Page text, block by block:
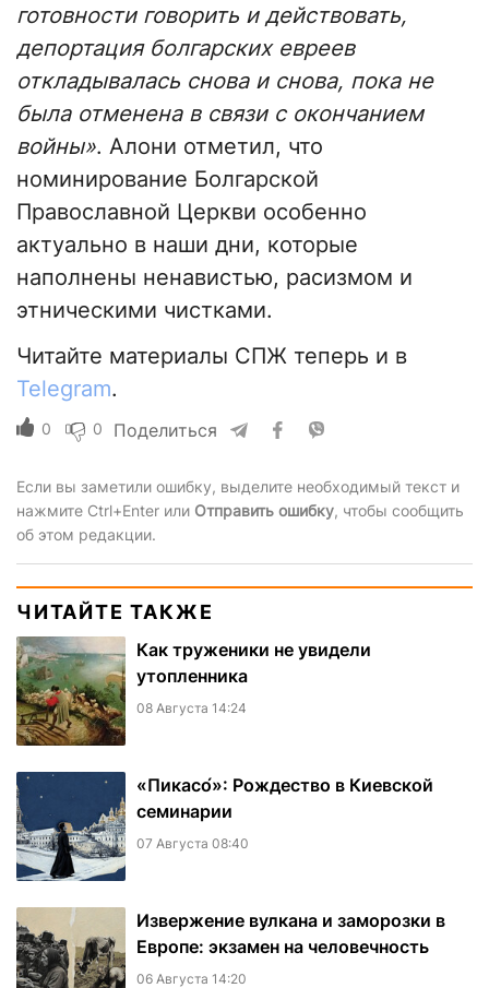
готовности говорить и действовать,
депортация болгарских евреев
откладывалась снова и снова, пока не
была отменена в связи с окончанием
войны». Алони отметил, что
номинирование Болгарской
Православной Церкви особенно
актуально в наши дни, которые
наполнены ненавистью, расизмом и
этническими чистками.
Читайте материалы СПЖ теперь и в
Telegram.
0 0 Поделиться
Если вы заметили ошибку, выделите необходимый текст и
нажмите Ctrl+Enter или Отправить ошибку, чтобы сообщить
об этом редакции.
ЧИТАЙТЕ ТАКЖЕ
Как труженики не увидели
утопленника
08 Августа 14:24
«Пикасо́»: Рождество в Киевской
семинарии
07 Августа 08:40
Извержение вулкана и заморозки в
Европе: экзамен на человечность
06 Августа 14:20